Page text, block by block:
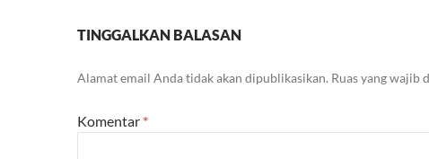
TINGGALKAN BALASAN
Alamat email Anda tidak akan dipublikasikan. Ruas yang wajib
Komentar *